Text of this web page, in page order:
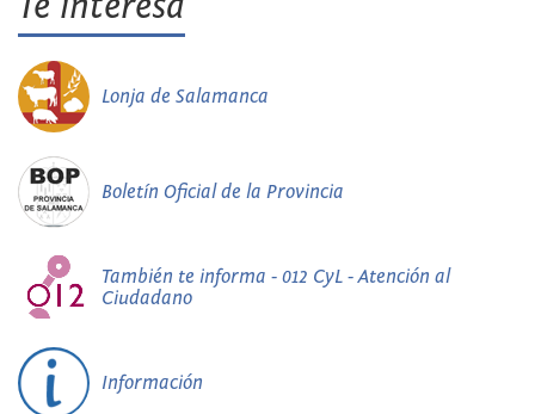
Lonja de Salamanca
Boletín Oficial de la Provincia
También te informa - 012 CyL - Atención al
Ciudadano
Información